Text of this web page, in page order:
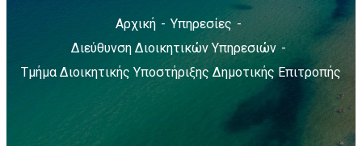
Αρχική
Υπηρεσίες
Διεύθυνση Διοικητικών Υπηρεσιών
Τμήμα Διοικητικής Υποστήριξης Δημοτικής Επιτροπής